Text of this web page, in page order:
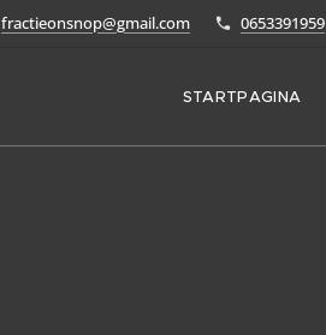
fractieonsnop@gmail.com 0653391959
STARTPAGINA